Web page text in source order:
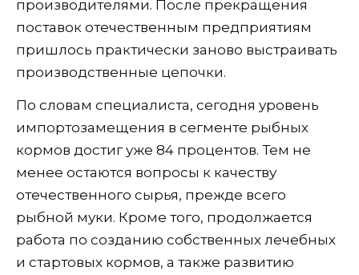
производителями. После прекращения
поставок отечественным предприятиям
пришлось практически заново выстраивать
производственные цепочки.
По словам специалиста, сегодня уровень
импортозамещения в сегменте рыбных
кормов достиг уже 84 процентов. Тем не
менее остаются вопросы к качеству
отечественного сырья, прежде всего
рыбной муки. Кроме того, продолжается
работа по созданию собственных лечебных
и стартовых кормов, а также развитию